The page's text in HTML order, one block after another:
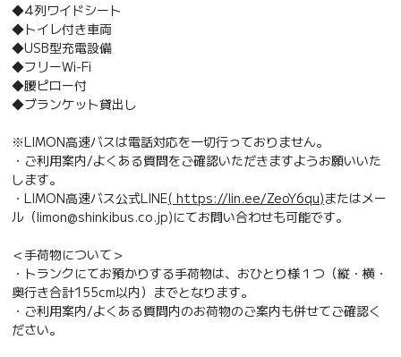
◆4列ワイドシート
◆トイレ付き車両
◆USB型充電設備
◆フリーWi-Fi
◆腰ピロー付
◆ブランケット貸出し
※LIMON高速バスは電話対応を一切行っておりません。
・ご利用案内/よくある質問をご確認いただきますようお願いいた
します。
・LIMON高速バス公式LINE( https://lin.ee/ZeoY6qu)またはメー
ル（limon@shinkibus.co.jp)にてお問い合わせも可能です。
＜手荷物について＞
・トランクにてお預かりする手荷物は、おひとり様１つ（縦・横・
奥行き合計155cm以内）までとなります。
・ご利用案内/よくある質問内のお荷物のご案内も併せてご確認く
ださい。